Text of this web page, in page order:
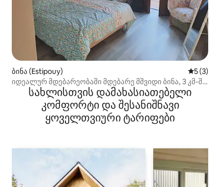
ბინა (Estipouy)
5 (3)
იდეალურ მდებარეობაში მდებარე მშვიდი ბინა, 3 კმ-ში
მირანდესახლისთვის დამახასიათებელი
კომფორტი და შესანიშნავი
ყოველთვიური ტარიფები